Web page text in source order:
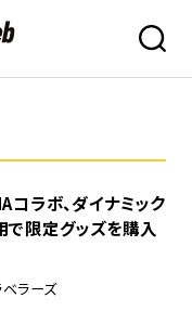
ラボ、ダイナミック
で限定グッズを購入
ラーズ